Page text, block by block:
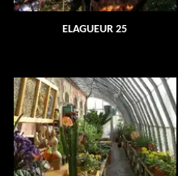
ELAGUEUR 25